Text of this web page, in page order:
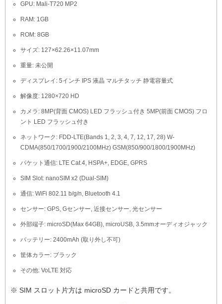
GPU: Mali-T720 MP2
RAM: 1GB
ROM: 8GB
サイズ: 127×62.26×11.07mm
重量: 未公開
ディスプレイ: 5インチ IPS 液晶 マルチタッチ 静電容量式
解像度: 1280×720 HD
カメラ: 8MP(背面 CMOS) LED フラッシュ付き 5MP(前面 CMOS) フロ
ント LED フラッシュ付き
ネットワーク: FDD-LTE(Bands 1, 2, 3, 4, 7, 12, 17, 28) W-
CDMA(850/1700/1900/2100MHz) GSM(850/900/1800/1900MHz)
パケット通信: LTE Cat.4, HSPA+, EDGE, GPRS
SIM Slot: nanoSIM x2 (Dual-SIM)
通信: WiFi 802.11 b/g/n, Bluetooth 4.1
センサー: GPS, Gセンサー, 近接センサー, 光センサー
外部端子: microSD(Max 64GB), microUSB, 3.5mmオーディオジャック
バッテリー: 2400mAh (取り外し不可)
筐体カラー: ブラック
その他: VoLTE 対応
※ SIM スロット片方は microSD カードと共用です。